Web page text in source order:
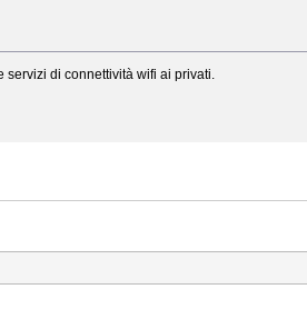
servizi di connettività wifi ai privati.